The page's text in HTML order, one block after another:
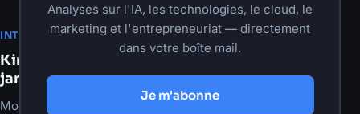
INTELLIGENCE ARTIFICIELLE ·29 juillet 2026 6 min de lecture
Kimi K3 : le plus gros modèle open weights
jamais publié, mais accessible à qui ?
Moonshot publie les poids de Kimi K3, 2,8T de paramètres.
Analyses sur l'IA, les technologies, le cloud, le
marketing et l'entrepreneuriat — directement
dans votre boîte mail.
Je m'abonne